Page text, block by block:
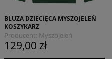
BLUZA DZIECIĘCA MYSZOJELEŃ
KOSZYKARZ
Producent: Myszojeleń
129,00 zł